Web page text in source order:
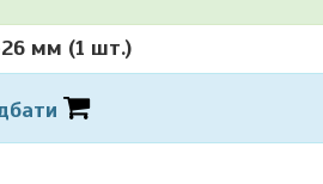
мм (1 шт.)